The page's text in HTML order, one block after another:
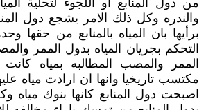
من دول المنابع او اللجوء لتحلية
والندره وكل ذلك الامر يشجع دول
برأيها بان المياه بالمنابع من حقها
التحكم بجريان المياه بدول الممر
الممر والمصب المطالبه بمياه
مكتسب تاريخيا وانها ان ارادت مياه
اصبحت دول المنابع كانها بنوك مياه